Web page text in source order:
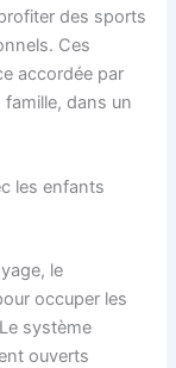
des sports
Ces
accordée par
dans un
les enfants
le
occuper les
système
ouverts